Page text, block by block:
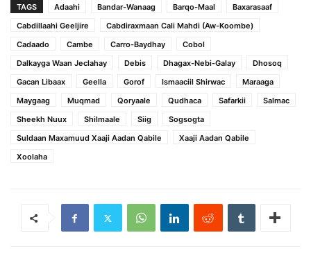
TAGS Adaahi Bandar-Wanaag Barqo-Maal
Baxarasaaf
Cabdillaahi Geeljire
Cabdiraxmaan Cali Mahdi (Aw-Koombe)
Cadaado
Cambe Carro-Baydhay
Cobol
Dalkayga Waan Jeclahay
Debis Dhagax-Nebi-Galay
Dhosoq
Gacan Libaax
Geella Gorof Ismaaciil Shirwac
Maraaga
Maygaag
Muqmad Qoryaale Qudhaca Safarkii
Salmac
Sheekh Nuux
Shilmaale Siig
Sogsogta
Suldaan Maxamuud Xaaji Aadan Qabile
Xaaji Aadan Qabile
Xoolaha